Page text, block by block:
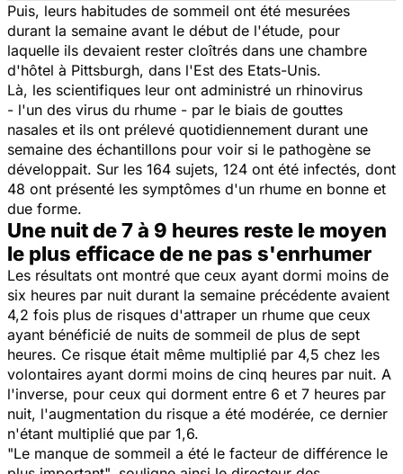
Puis, leurs habitudes de sommeil ont été mesurées
durant la semaine avant le début de l'étude, pour
laquelle ils devaient rester cloîtrés dans une chambre
d'hôtel à Pittsburgh, dans l'Est des Etats-Unis.
Là, les scientifiques leur ont administré un rhinovirus
- l'un des virus du rhume - par le biais de gouttes
nasales et ils ont prélevé quotidiennement durant une
semaine des échantillons pour voir si le pathogène se
développait. Sur les 164 sujets, 124 ont été infectés, dont
48 ont présenté les symptômes d'un rhume en bonne et
due forme.
Une nuit de 7 à 9 heures reste le moyen
le plus efficace de ne pas s'enrhumer
Les résultats ont montré que ceux ayant dormi moins de
six heures par nuit durant la semaine précédente avaient
4,2 fois plus de risques d'attraper un rhume que ceux
ayant bénéficié de nuits de sommeil de plus de sept
heures. Ce risque était même multiplié par 4,5 chez les
volontaires ayant dormi moins de cinq heures par nuit. A
l'inverse, pour ceux qui dorment entre 6 et 7 heures par
nuit, l'augmentation du risque a été modérée, ce dernier
n'étant multiplié que par 1,6.
"Le manque de sommeil a été le facteur de différence le